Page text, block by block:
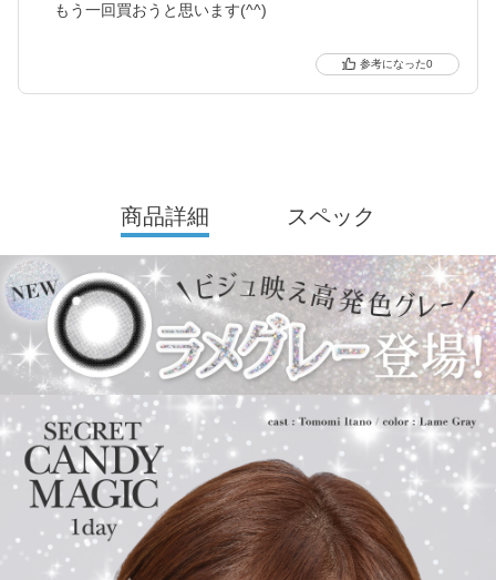
もう一回買おうと思います(^^)
0
商品詳細 スペック